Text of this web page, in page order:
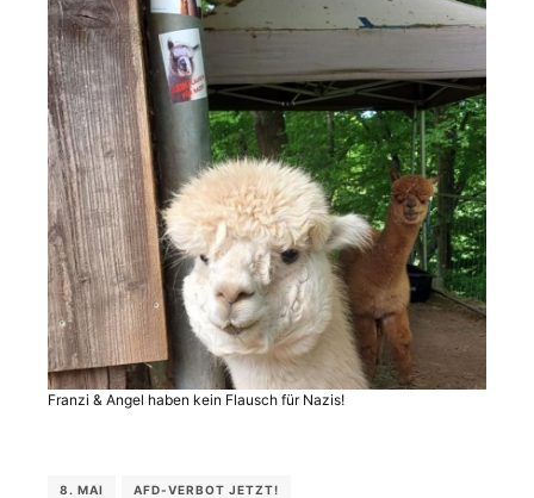
Franzi & Angel haben kein Flausch für Nazis!
8. MAI AFD-VERBOT JETZT!